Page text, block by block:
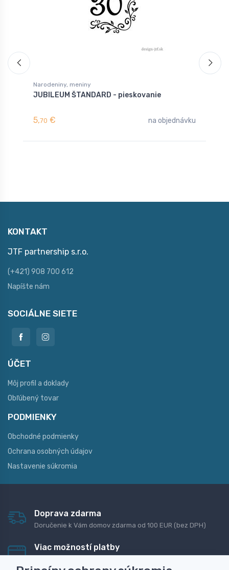
Narodeniny, meniny
JUBILEUM ŠTANDARD - pieskovanie
5,70 € na objednávku
KONTAKT
JTF partnership s.r.o.
(+421) 908 700 612
Napíšte nám
SOCIÁLNE SIETE
ÚČET
Môj profil a doklady
Obľúbený tovar
PODMIENKY
Obchodné podmienky
Ochrana osobných údajov
Nastavenie súkromia
Doprava zdarma
Doručenie k Vám domov zdarma od 100 EUR (bez DPH)
Viac možností platby